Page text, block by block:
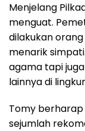
Menjelang
menguat.
dilakukan
menarik
agama tapi
lainnya di
Tomy
sejumlah